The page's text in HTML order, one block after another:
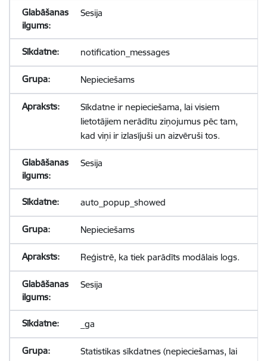
Sesija
notification_messages
Nepieciešams
Sīkdatne ir nepieciešama, lai visiem
lietotājiem nerādītu ziņojumus pēc tam,
kad viņi ir izlasījuši un aizvēruši tos.
Sesija
auto_popup_showed
Nepieciešams
Reģistrē, ka tiek parādīts modālais logs.
Sesija
_ga
Statistikas sīkdatnes (nepieciešamas, lai